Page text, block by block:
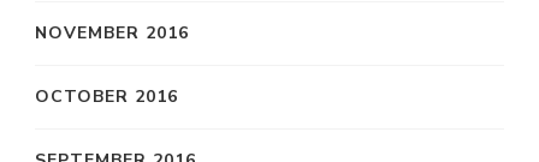
NOVEMBER 2016
OCTOBER 2016